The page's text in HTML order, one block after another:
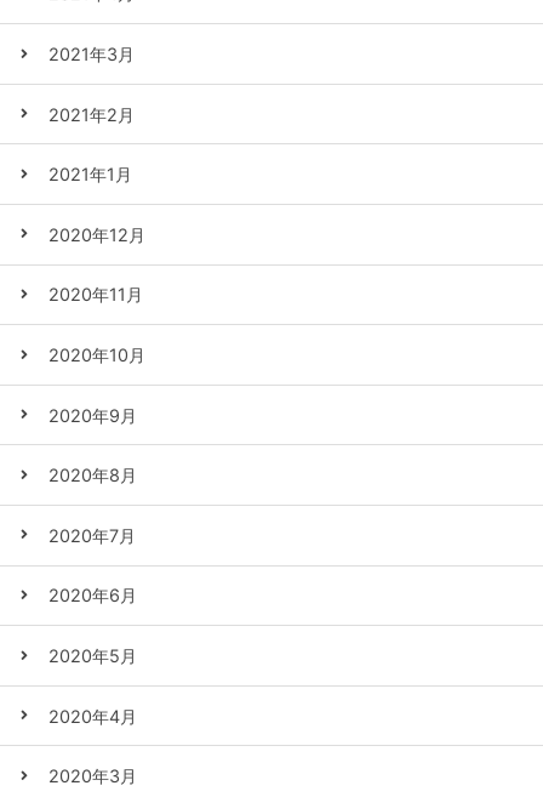
2021年3月
2021年2月
2021年1月
2020年12月
2020年11月
2020年10月
2020年9月
2020年8月
2020年7月
2020年6月
2020年5月
2020年4月
2020年3月